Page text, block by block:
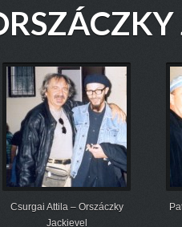
Csurgai Attila – Orszáczky
Jackievel